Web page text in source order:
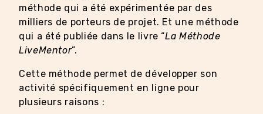
méthode qui a été expérimentée par des
milliers de porteurs de projet. Et une méthode
qui a été publiée dans le livre “La Méthode
LiveMentor”.
Cette méthode permet de développer son
activité spécifiquement en ligne pour
plusieurs raisons :